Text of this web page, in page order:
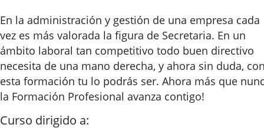
En la administración y gestión de una empresa cada
vez es más valorada la figura de Secretaria. En un
ámbito laboral tan competitivo todo buen directivo
necesita de una mano derecha, y ahora sin duda,
esta formación tu lo podrás ser. Ahora más que
la Formación Profesional avanza contigo!
Curso dirigido a: